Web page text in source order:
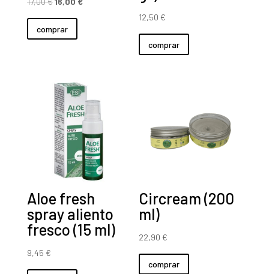
precio
original
comprar
12,50 €
comprar
Aloe fresh
spray aliento
fresco (15 ml)
9,45 €
Circream (200
ml)
22,90 €
comprar